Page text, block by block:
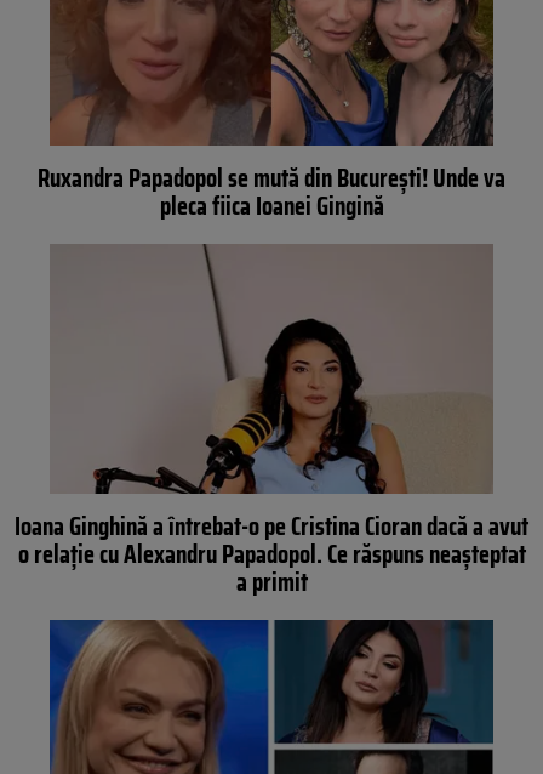
Ruxandra Papadopol se mută din București! Unde va
pleca fiica Ioanei Gingină
Ioana Ginghină a întrebat-o pe Cristina Cioran dacă a avut
o relație cu Alexandru Papadopol. Ce răspuns neașteptat
a primit